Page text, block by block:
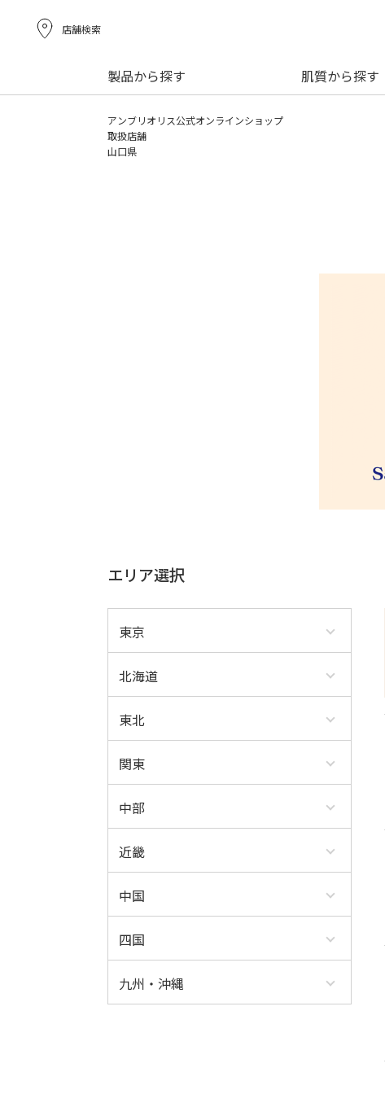
店舗検索
製品から探す 肌質から探す
アンブリオリス公式オンラインショップ
取扱店舗
山口県
エリア選択
東京
北海道
東北
関東
中部
近畿
中国
四国
九州・沖縄